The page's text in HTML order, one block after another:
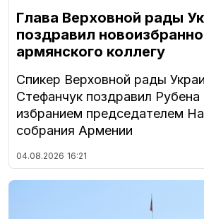
Глава Верховной рады
поздравил
армянского коллегу
Спикер Верховной рады
Стефанчук поздравил Рубена
избранием председателем
собрания Армении
04.08.2026 16:21